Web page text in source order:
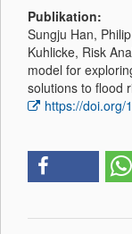
Publikation:
Sungju Han,
Kuhlicke, Risk
model for
solutions to flood
https://doi.org/